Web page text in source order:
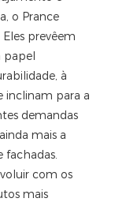
o Prance
prevêem
papel
à
inclinam para a
demandas
mais a
fachadas.
com os
mais